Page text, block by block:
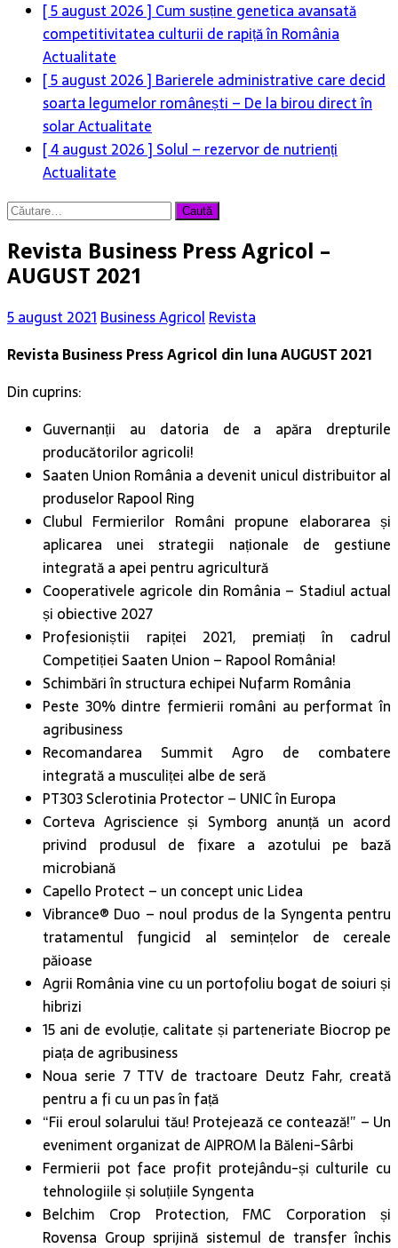
[ 5 august 2026 ] Cum susține genetica avansată
competitivitatea culturii de rapiță în România
Actualitate
[ 5 august 2026 ] Barierele administrative care decid
soarta legumelor românești – De la birou direct în
solarActualitate
[ 4 august 2026 ] Solul – rezervor de nutrienți
Actualitate
Caută
Revista Business Press Agricol –
AUGUST 2021
5 august 2021Business AgricolRevista
Revista Business Press Agricol din luna AUGUST 2021
Din cuprins:
Guvernanții au datoria de a apăra drepturile
producătorilor agricoli!
Saaten Union România a devenit unicul distribuitor al
produselor Rapool Ring
Clubul Fermierilor Români propune elaborarea și
aplicarea unei strategii naționale de gestiune
integrată a apei pentru agricultură
Cooperativele agricole din România – Stadiul actual
și obiective 2027
Profesioniștii rapiței 2021, premiați în cadrul
Competiției Saaten Union – Rapool România!
Schimbări în structura echipei Nufarm România
Peste 30% dintre fermierii români au performat în
agribusiness
Recomandarea Summit Agro de combatere
integrată a musculiței albe de seră
PT303 Sclerotinia Protector – UNIC în Europa
Corteva Agriscience și Symborg anunță un acord
privind produsul de fixare a azotului pe bază
microbiană
Capello Protect – un concept unic Lidea
Vibrance® Duo – noul produs de la Syngenta pentru
tratamentul fungicid al semințelor de cereale
păioase
Agrii România vine cu un portofoliu bogat de soiuri și
hibrizi
15 ani de evoluție, calitate și parteneriate Biocrop pe
piața de agribusiness
Noua serie 7 TTV de tractoare Deutz Fahr, creată
pentru a fi cu un pas în față
“Fii eroul solarului tău! Protejează ce contează!” – Un
eveniment organizat de AIPROM la Băleni-Sârbi
Fermierii pot face profit protejându-și culturile cu
tehnologiile și soluțiile Syngenta
Belchim Crop Protection, FMC Corporation și
Rovensa Group sprijină sistemul de transfer închis